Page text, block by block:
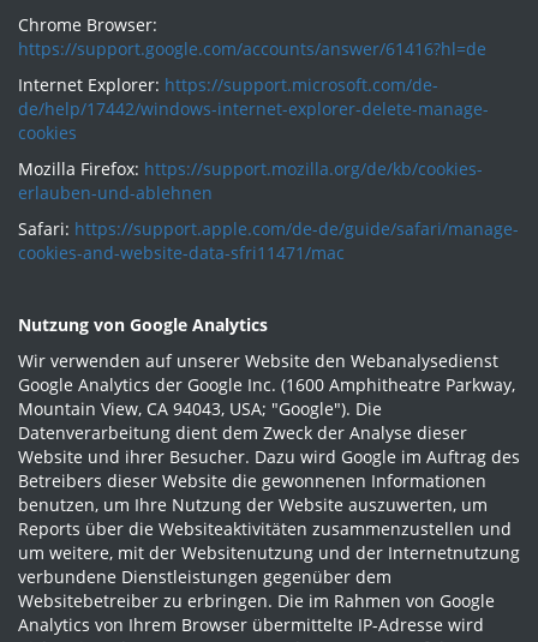
Chrome Browser:
https://support.google.com/accounts/answer/61416?hl=de
Internet Explorer: https://support.microsoft.com/de-
de/help/17442/windows-internet-explorer-delete-manage-
cookies
Mozilla Firefox: https://support.mozilla.org/de/kb/cookies-
erlauben-und-ablehnen
Safari: https://support.apple.com/de-de/guide/safari/manage-
cookies-and-website-data-sfri11471/mac
Nutzung von Google Analytics
Wir verwenden auf unserer Website den Webanalysedienst
Google Analytics der Google Inc. (1600 Amphitheatre Parkway,
Mountain View, CA 94043, USA; "Google"). Die
Datenverarbeitung dient dem Zweck der Analyse dieser
Website und ihrer Besucher. Dazu wird Google im Auftrag des
Betreibers dieser Website die gewonnenen Informationen
benutzen, um Ihre Nutzung der Website auszuwerten, um
Reports über die Websiteaktivitäten zusammenzustellen und
um weitere, mit der Websitenutzung und der Internetnutzung
verbundene Dienstleistungen gegenüber dem
Websitebetreiber zu erbringen. Die im Rahmen von Google
Analytics von Ihrem Browser übermittelte IP-Adresse wird